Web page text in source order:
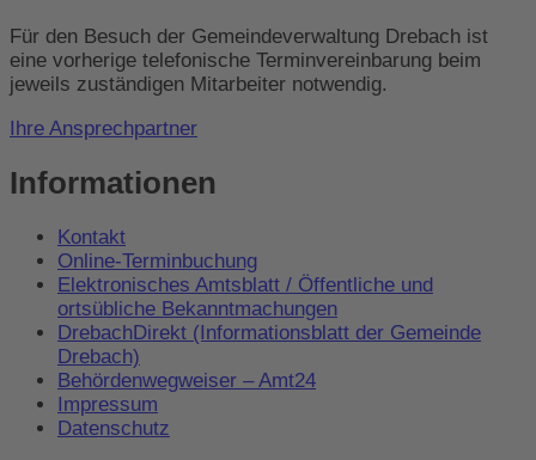
Für den Besuch der Gemeindeverwaltung Drebach ist
eine vorherige telefonische Terminvereinbarung beim
jeweils zuständigen Mitarbeiter notwendig.
Ihre Ansprechpartner
Informationen
Kontakt
Online-Terminbuchung
Elektronisches Amtsblatt / Öffentliche und
ortsübliche Bekanntmachungen
DrebachDirekt (Informationsblatt der Gemeinde
Drebach)
Behördenwegweiser – Amt24
Impressum
Datenschutz